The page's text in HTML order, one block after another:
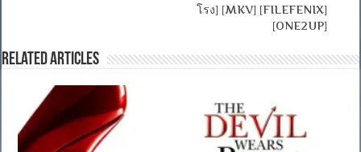
โรง] [MKV] [FILEFENIX]
[ONE2UP]
Related Articles